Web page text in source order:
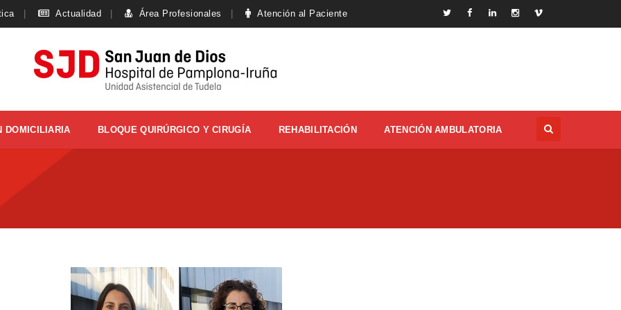
Actualidad Área Profesionales Atención al Paciente
DOMICILIARIA BLOQUE QUIRÚRGICO Y CIRUGÍA REHABILITACIÓN ATENCIÓN AMBULATORIA